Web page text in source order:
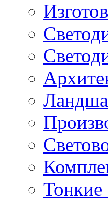
Тонкие